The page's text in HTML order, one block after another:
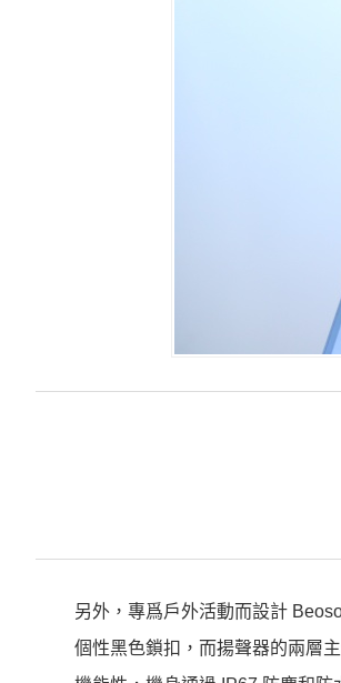
另外，專爲戶外活動而設計
個性黑色鎖扣，而揚聲器的兩層